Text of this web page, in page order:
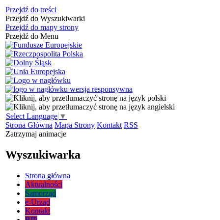
Przejdź do treści
Przejdź do Wyszukiwarki
Przejdź do mapy strony
Przejdź do Menu
Select Language ▼
Strona Główna Mapa Strony Kontakt RSS
Zatrzymaj animacje
Wyszukiwarka
Strona główna
Aktualności
Samorząd
e-Urząd
Kontakt